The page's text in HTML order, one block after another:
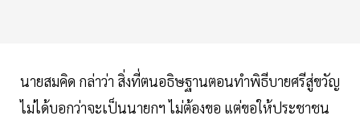
นายสมคิด กล่าว่า สิ่งที่ตนอธิษฐานตอนทำพิธีบายศรีสู่ขวัญ
ไม่ได้บอกว่าจะเป็นนายกฯ ไม่ต้องขอ แต่ขอให้ประชาชน